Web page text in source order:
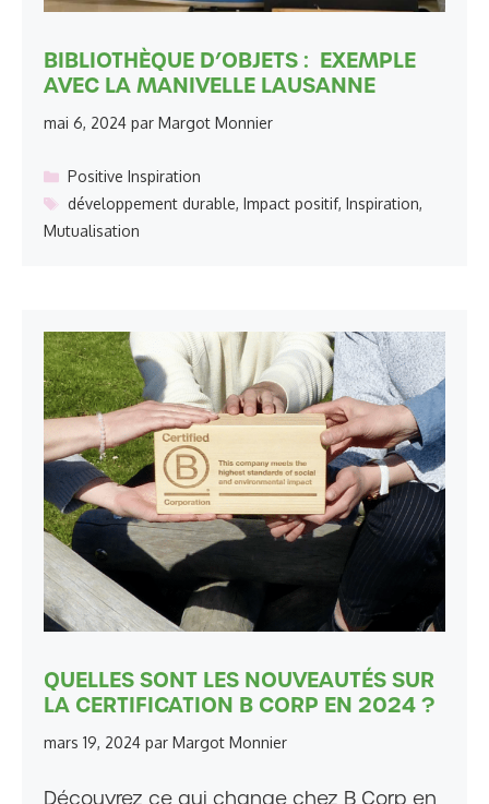
BIBLIOTHÈQUE D’OBJETS : EXEMPLE
AVEC LA MANIVELLE LAUSANNE
mai 6, 2024 par Margot Monnier
Catégories
Positive Inspiration
Étiquettes
développement durable,Impact positif,Inspiration,
Mutualisation
QUELLES SONT LES NOUVEAUTÉS SUR
LA CERTIFICATION B CORP EN 2024 ?
mars 19, 2024 par Margot Monnier
Découvrez ce qui change chez B Corp en